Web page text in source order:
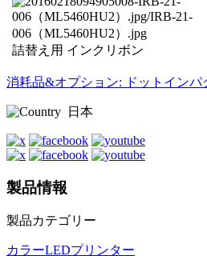
詰替え用 インクリボン
消耗品&オプション: ドットインパ
日本
製品情報
製品カテゴリー
カラーLEDプリンター